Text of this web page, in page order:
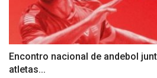
Encontro nacional de andebol
atletas...